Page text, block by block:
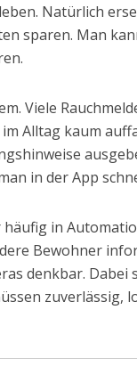
Natürlich
sparen. Man
Viele
Alltag kaum
in der App
in
Bewohner
denkbar.
zuverlässig,